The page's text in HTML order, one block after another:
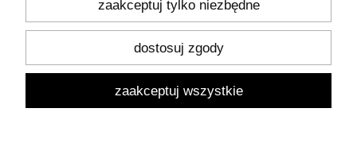
+48 660 808 853
Pon.-Pt. 9:00-17:00
Sob. 10:00-12:00
shop@idealbodylight.com.pl
Oświetlenie wewnętrzne i zewnętrzne - IBL | Wałbrzyska 11/184,
zaakceptuj tylko niezbędne
dostosuj zgody
zaakceptuj wszystkie